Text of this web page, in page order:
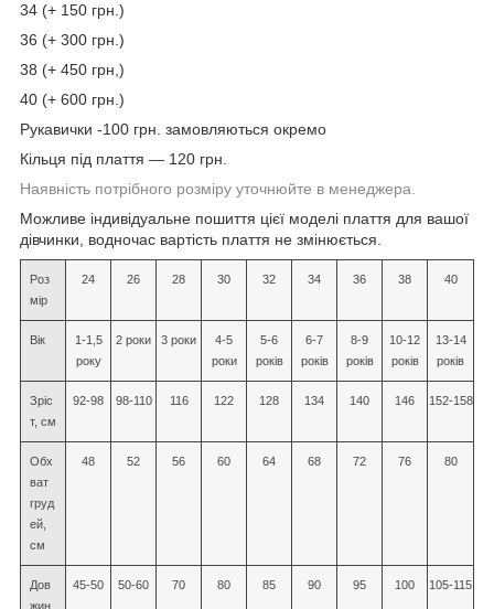
34 (+ 150 грн.)
36 (+ 300 грн.)
38 (+ 450 грн,)
40 (+ 600 грн.)
Рукавички -100 грн. замовляються окремо
Кільця під плаття — 120 грн.
Наявність потрібного розміру уточнюйте в менеджера.
Можливе індивідуальне пошиття цієї моделі плаття для вашої
дівчинки, водночас вартість плаття не змінюється.
Роз
мір
24 26 28 30 32 34 36 38 40
Вік
1-1,5
року
2 роки 3 роки
4-5
роки
5-6
років
6-7
років
8-9
років
10-12
років
13-14
років
Зріс
т, см
92-98 98-110 116 122 128 134 140 146 152-158
Обх
ват
груд
ей,
см
48 52 56 60 64 68 72 76 80
Дов
жин
45-50 50-60 70 80 85 90 95 100 105-115